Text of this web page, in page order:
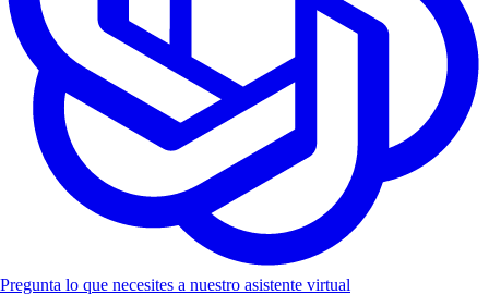
Pregunta lo que necesites a nuestro asistente virtual